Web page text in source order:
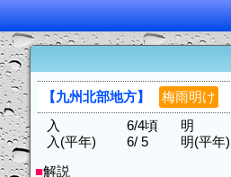
【九州北部地方】
梅雨明け
入
6/4頃 明
入(平年)
6/ 5 明(平年)
■解説